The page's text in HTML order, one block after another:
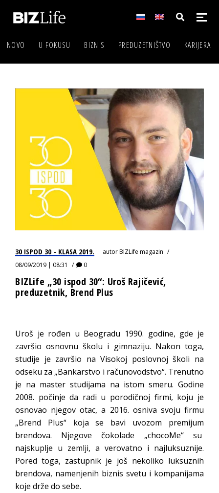
NOVO U FOKUSU BIZNIS PREDUZETNIŠTVO KARIJERA
30 ISPOD 30 - KLASA 2019. autorBIZLife magazin
08/09/2019 | 08:31
0
BIZLife „30 ispod 30“: Uroš Rajičević,
preduzetnik, Brend Plus
Uroš je rođen u Beogradu 1990. godine, gde je
završio osnovnu školu i gimnaziju. Nakon toga,
studije je završio na Visokoj poslovnoj školi na
odseku za „Bankarstvo i računovodstvo“. Trenutno
je na master studijama na istom smeru. Godine
2008. počinje da radi u porodičnoj firmi, koju je
osnovao njegov otac, a 2016. osniva svoju firmu
„Brend Plus“ koja se bavi uvozom premijum
brendova. Njegove čokolade „chocoMe“ su
najskuplje u zemlji, a verovatno i najluksuznije.
Pored toga, zastupnik je još nekoliko luksuznih
brendova, namenjenih biznis svetu i kompanijama
koje drže do sebe.